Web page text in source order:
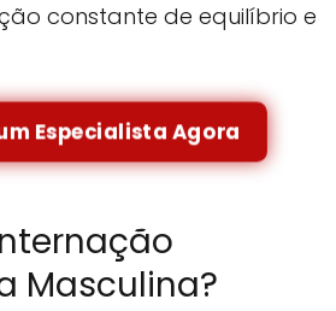
constante de equilíbrio e
Especialista Agora
Masculina?